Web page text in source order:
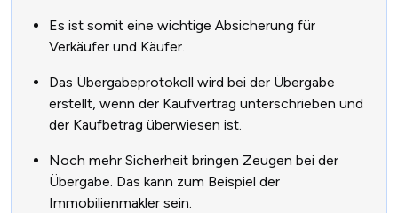
Es ist somit eine wichtige Absicherung für
Verkäufer und Käufer.
Das Übergabeprotokoll wird bei der Übergabe
erstellt, wenn der Kaufvertrag unterschrieben und
der Kaufbetrag überwiesen ist.
Noch mehr Sicherheit bringen Zeugen bei der
Übergabe. Das kann zum Beispiel der
Immobilienmakler sein.